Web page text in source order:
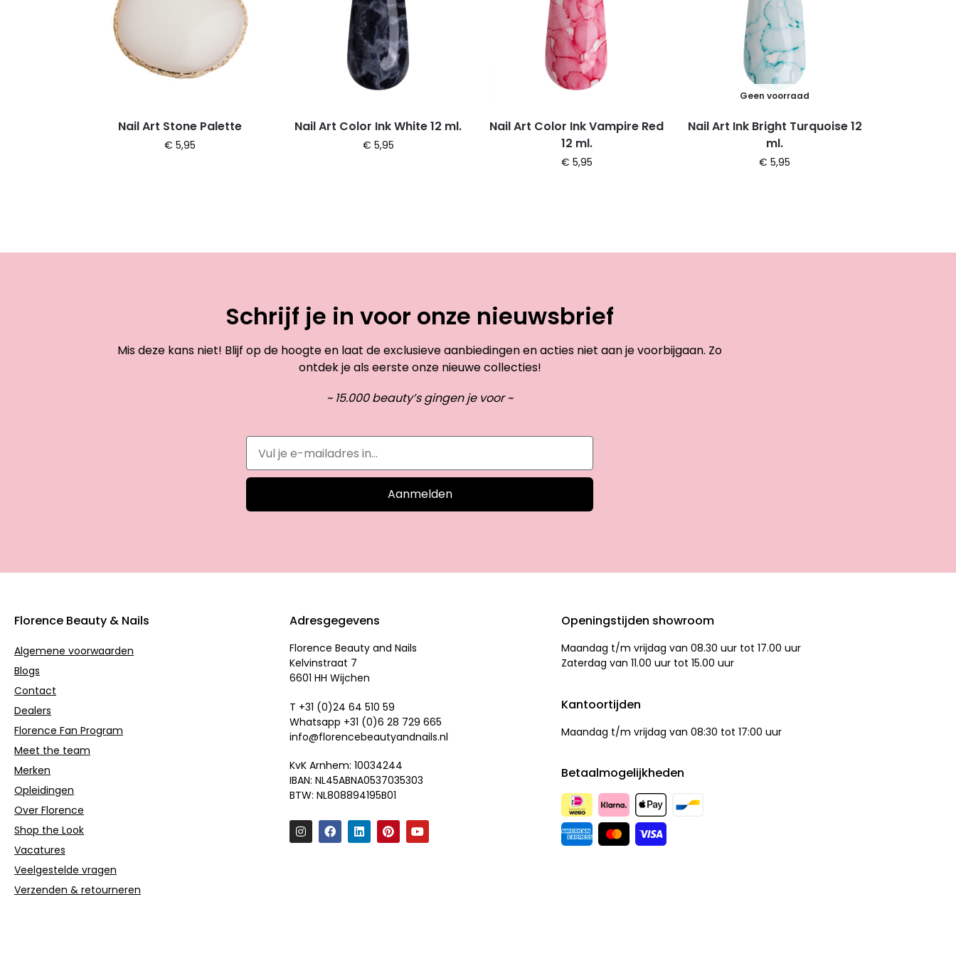
Nail Art Stone Palette
€ 5,95
Nail Art Color Ink White 12 ml.
€ 5,95
Nail Art Color Ink Vampire Red
12 ml.
€ 5,95
Geen voorraad
Nail Art Ink Bright Turquoise 12
ml.
€ 5,95
Schrijf je in voor onze nieuwsbrief
Mis deze kans niet! Blijf op de hoogte en laat de exclusieve aanbiedingen en acties niet aan je voorbijgaan. Zo
ontdek je als eerste onze nieuwe collecties!
~ 15.000 beauty’s gingen je voor ~
Aanmelden
Florence Beauty & Nails
Algemene voorwaarden
Blogs
Contact
Dealers
Florence Fan Program
Meet the team
Merken
Opleidingen
Over Florence
Shop the Look
Vacatures
Veelgestelde vragen
Verzenden & retourneren
Adresgegevens
Florence Beauty and Nails
Kelvinstraat 7
6601 HH Wijchen
T +31 (0)24 64 510 59
Whatsapp +31 (0)6 28 729 665
info@florencebeautyandnails.nl
KvK Arnhem: 10034244
IBAN: NL45ABNA0537035303
BTW: NL808894195B01
Openingstijden showroom
Maandag t/m vrijdag van 08.30 uur tot 17.00 uur
Zaterdag van 11.00 uur tot 15.00 uur
Kantoortijden
Maandag t/m vrijdag van 08:30 tot 17:00 uur
Betaalmogelijkheden